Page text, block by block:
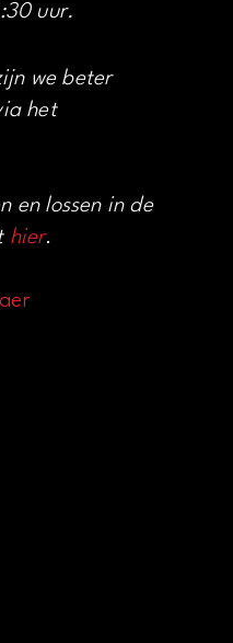
uur.
we beter
het
en lossen in de
hier.